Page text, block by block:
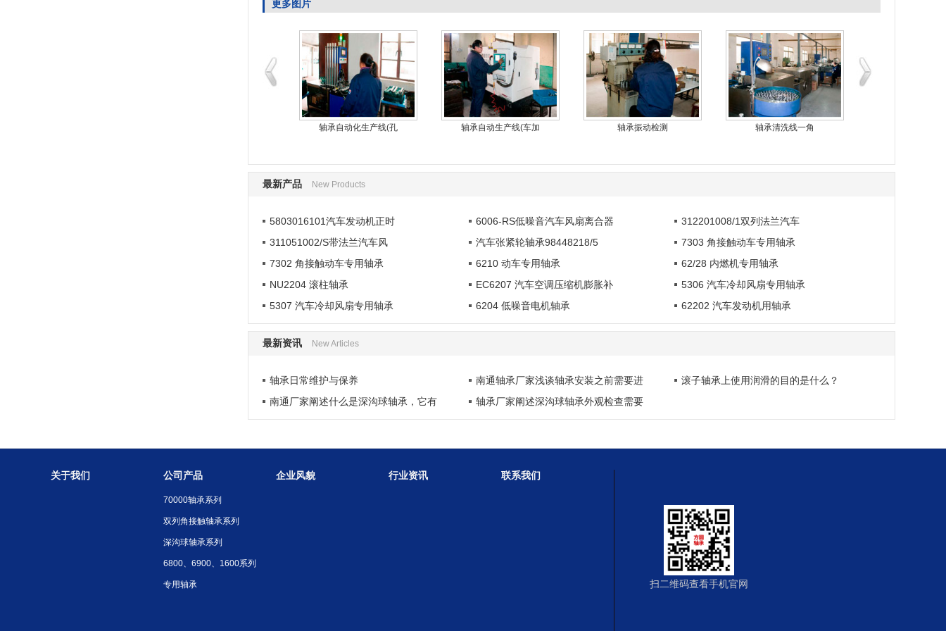
更多图片
轴承自动化生产线(孔 轴承自动生产线(车加 轴承振动检测 轴承清洗线一角
最新产品 New Products
5803016101汽车发动机正时 6006-RS低噪音汽车风扇离合器
312201008/1双列法兰汽车
311051002/S带法兰汽车风
汽车张紧轮轴承98448218/5
7303 角接触动车专用轴承
7302 角接触动车专用轴承
6210 动车专用轴承
62/28 内燃机专用轴承
NU2204 滚柱轴承
EC6207 汽车空调压缩机膨胀补
5306 汽车冷却风扇专用轴承
5307 汽车冷却风扇专用轴承
6204 低噪音电机轴承 62202 汽车发动机用轴承
最新资讯 New Articles
轴承日常维护与保养 南通轴承厂家浅谈轴承安装之前需要进
滚子轴承上使用润滑的目的是什么？
南通厂家阐述什么是深沟球轴承，它有
轴承厂家阐述深沟球轴承外观检查需要
关于我们 公司产品
70000轴承系列
双列角接触轴承系列
深沟球轴承系列
6800、6900、1600系列
专用轴承
企业风貌 行业资讯 联系我们
扫二维码查看手机官网